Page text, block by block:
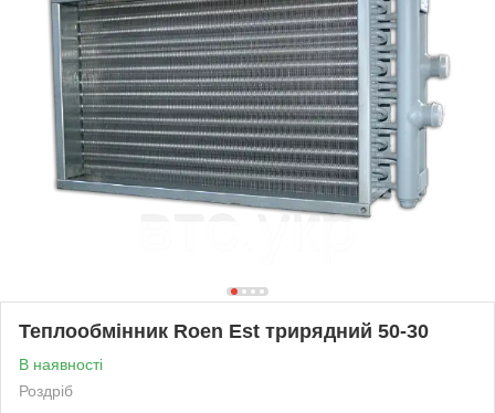
Теплообмінник Roen Est трирядний 50-30
В наявності
Роздріб